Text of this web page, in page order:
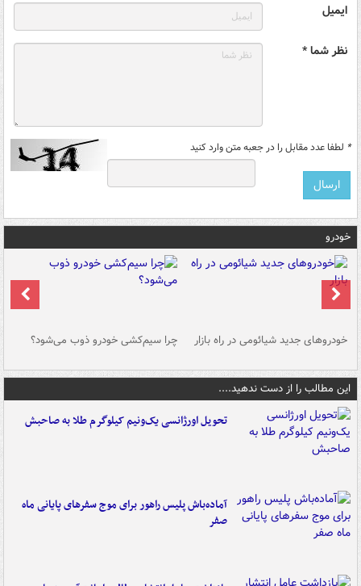
ایمیل
نظر شما *
* لطفا عدد مقابل را در جعبه متن وارد کنید
خودرو
خودروهای جدید شیائومی در راه بازار چرا سیم‌کشی خودرو ذوب می‌شود؟
این مطالب را از دست ندهید....
تحویل اورژانسی یک‌ونیم کیلوگرم طلا به صاحبش
آماده‌باش پلیس راهور برای موج سفرهای پایانی ماه
صفر